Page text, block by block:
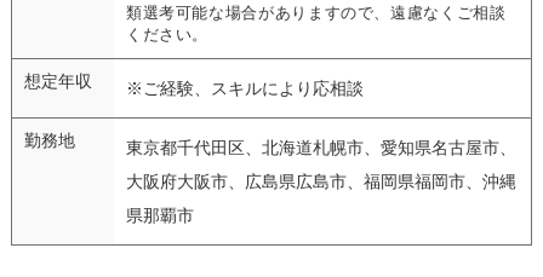
類選考可能な場合がありますので、遠慮なくご相談
ください。
想定年収 ※ご経験、スキルにより応相談
勤務地
東京都千代田区、北海道札幌市、愛知県名古屋市、
大阪府大阪市、広島県広島市、福岡県福岡市、沖縄
県那覇市